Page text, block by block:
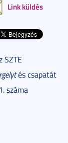
Link küldés
SZTE
és csapatát
száma